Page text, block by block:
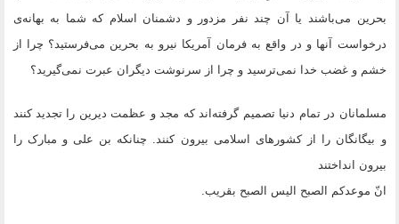
بحرین‌ می‌باشند یا آن چند نفر مزدور ‌و دشمنان اسلام که شما به بهانه‌ی
درخواست آنها و در واقع به فرمان آمریکا نیرو به بحرین می‌فرستید؟ چرا از
خشم و غضب خدا نمی‌ترسید و چرا از سرنوشت دیگران عبرت نمی‌گیرید؟
مسلمانان در تمام دنیا تصمیم گرفته‌اند که مجد و عظمت دیرین را تجدید کنند
و بیگانگان را از کشورهای اسلامی بیرون کنند. چنانکه بن علی و مبارک را
بیرون انداختند
انّ موعدکم الصبح الیس الصبح بقریب.